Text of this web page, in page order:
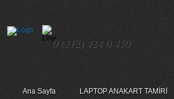
0 (312) 424 0 450
Ana Sayfa LAPTOP ANAKART TAMİRİ